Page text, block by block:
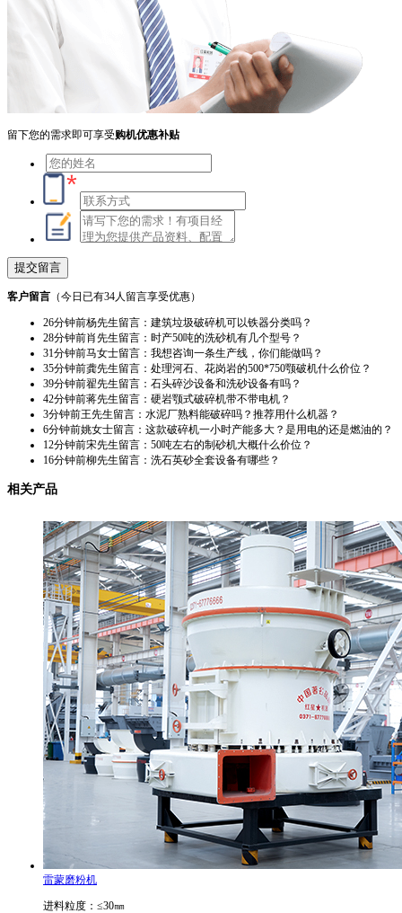
留下您的需求即可享受购机优惠补贴
客户留言 （今日已有34人 留言享受优惠）
28分钟前肖先生留言：时产50吨的洗砂机有几个型号？
31分钟前马女士留言：我想咨询一条生产线，你们能做吗？
35分钟前龚先生留言：处理河石、花岗岩的500*750颚破机什么价位？
39分钟前翟先生留言：石头碎沙设备和洗砂设备有吗？
42分钟前蒋先生留言：硬岩颚式破碎机带不带电机？
3分钟前王先生留言：水泥厂熟料能破碎吗？推荐用什么机器？
6分钟前姚女士留言：这款破碎机一小时产能多大？是用电的还是燃油的？
12分钟前宋先生留言：50吨左右的制砂机大概什么价位？
16分钟前柳先生留言：洗石英砂全套设备有哪些？
26分钟前杨先生留言：建筑垃圾破碎机可以铁器分类吗？
相关产品
雷蒙磨粉机
进料粒度：≤30㎜